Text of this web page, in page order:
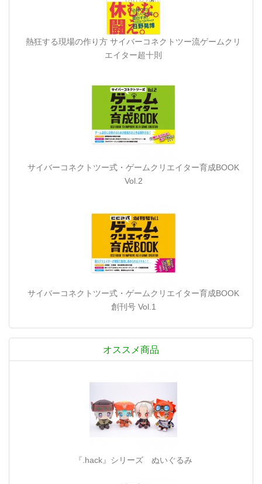
熱狂する現場の作り方 サイバーコネクトツー流ゲームクリ
エイター超十則
サイバーコネクトツー式・ゲームクリエイター育成BOOK
Vol.2
サイバーコネクトツー式・ゲームクリエイター育成BOOK
創刊号 Vol.1
オススメ商品
『.hack』シリーズ ぬいぐるみ